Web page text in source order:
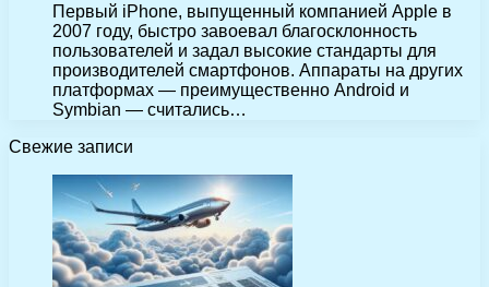
Первый iPhone, выпущенный компанией Apple в
2007 году, быстро завоевал благосклонность
пользователей и задал высокие стандарты для
производителей смартфонов. Аппараты на других
платформах — преимущественно Android и
Symbian — считались…
Свежие записи